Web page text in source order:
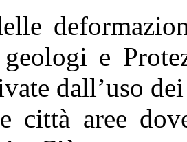
e
dall’uso
città aree